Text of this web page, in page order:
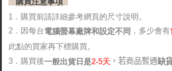
1．購買前請詳細參考網頁的尺寸說明。
2．因每台電腦螢幕廠牌和設定不同 ，多少會有
此點的買家再下標購買。
3．購買後一般出貨日是2-5天 ，若商品暫遇缺